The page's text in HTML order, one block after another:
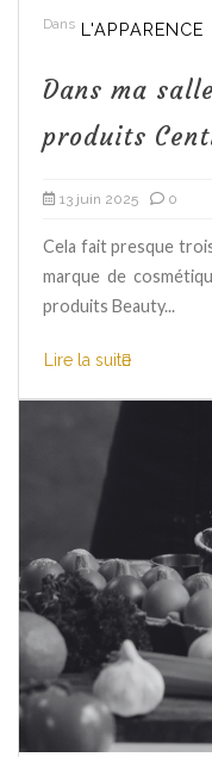
Dans L'APPARENCE
Dans ma
produits
13 juin 2025 0
Cela fait presque trois
marque de
produits Beauty...
Lire la suite